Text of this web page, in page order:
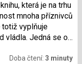
která je na trhu
mnoha příznivců
totiž vyplňuje
vládla. Jedná se o
Roderick
Doba čtení:3 minuty